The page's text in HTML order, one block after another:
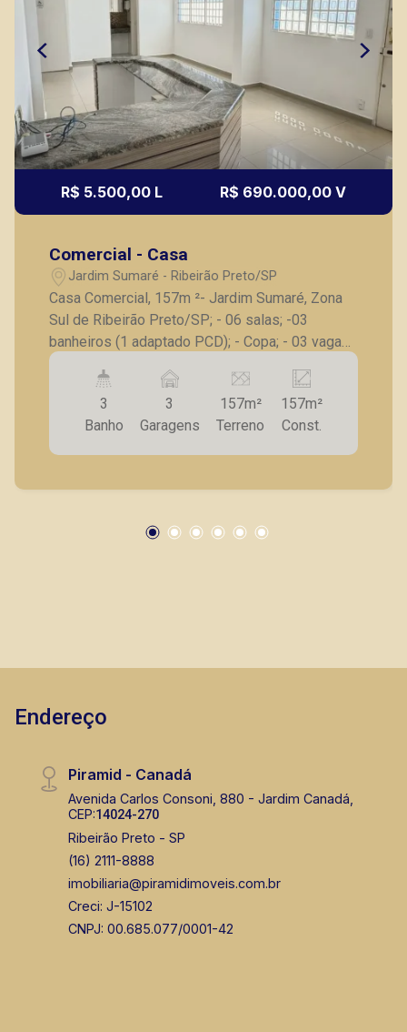
Corretor(a) Online
CORRETOR DE PLANTÃO
Thamiris Leandra Benevides
(16) 99263-0551
CORRETOR DE PLANTÃO
Lucelia Mariotti
CORRETOR DE PLANTÃO
R$ 5.500,00 L R$ 690.000,00 V
Comercial - Casa
Jardim Sumaré - Ribeirão Preto/SP
Casa Comercial, 157m ²- Jardim Sumaré, Zona
Sul de Ribeirão Preto/SP; - 06 salas; -03
banheiros (1 adaptado PCD); - Copa; - 03 vagas
de garagem frontais; - rampa de acesso. A
Piramid tem como objetivo atender seus
clientes com agilidade e segurança, em locação,
vendas de imóveis prontos, usados ou mesmo
nos principais lançamentos da cidade de
3
Banho
3
Garagens
157m²
Terreno
157m²
Const.
Endereço
Piramid - Canadá
Avenida Carlos Consoni, 880 - Jardim Canadá,
CEP:14024-270
Ribeirão Preto - SP
(16) 2111-8888
imobiliaria@piramidimoveis.com.br
Creci: J-15102
CNPJ: 00.685.077/0001-42